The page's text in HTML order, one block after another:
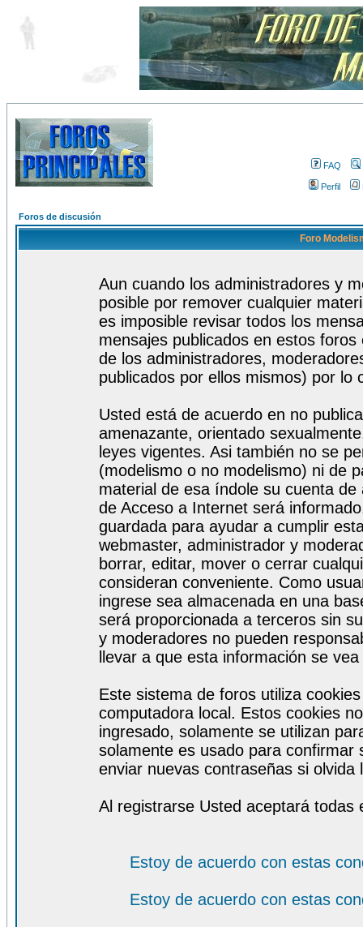
FAQ
Perfil
Foros de discusión
Foro
Aun cuando los administradores y
posible por remover cualquier
es imposible revisar todos los
mensajes publicados en estos
de los administradores,
publicados por ellos mismos) por lo
Usted está de acuerdo en no
amenazante, orientado
leyes vigentes. Asi también no se
(modelismo o no modelismo) ni de
material de esa índole su cuenta
de Acceso a Internet será
guardada para ayudar a cumplir
webmaster, administrador y
borrar, editar, mover o cerrar
consideran conveniente. Como
ingrese sea almacenada en una
será proporcionada a terceros sin
y moderadores no pueden
llevar a que esta información se
Este sistema de foros utiliza
computadora local. Estos cookies
ingresado, solamente se utilizan
solamente es usado para
enviar nuevas contraseñas si olvida
Al registrarse Usted aceptará todas
Estoy de acuerdo con estas
Estoy de acuerdo con estas